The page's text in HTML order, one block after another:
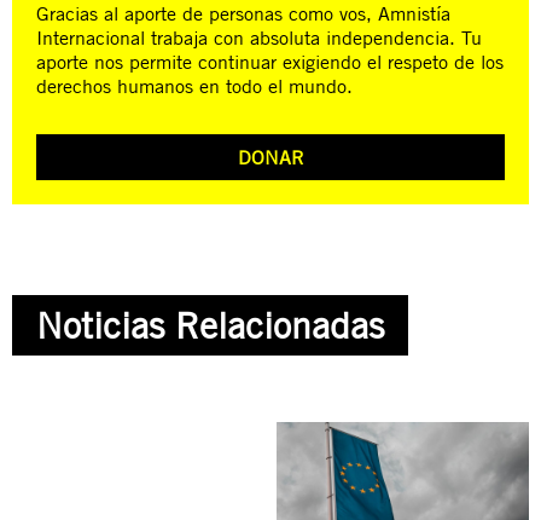
Gracias al aporte de personas como vos, Amnistía
Internacional trabaja con absoluta independencia. Tu
aporte nos permite continuar exigiendo el respeto de los
derechos humanos en todo el mundo.
DONAR
Noticias Relacionadas